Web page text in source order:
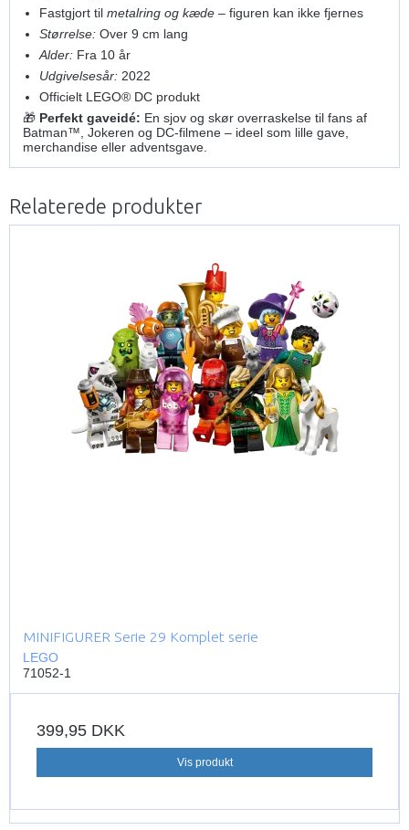
Fastgjort til metalring og kæde– figuren kan ikke fjernes
Størrelse:Over 9 cm lang
Alder:Fra 10 år
Udgivelsesår:2022
Officielt LEGO® DC produkt
🎁 Perfekt gaveidé: En sjov og skør overraskelse til fans af
Batman™, Jokeren og DC-filmene – ideel som lille gave,
merchandise eller adventsgave.
Relaterede produkter
MINIFIGURER Serie 29 Komplet serie
LEGO
71052-1
399,95 DKK
Vis produkt